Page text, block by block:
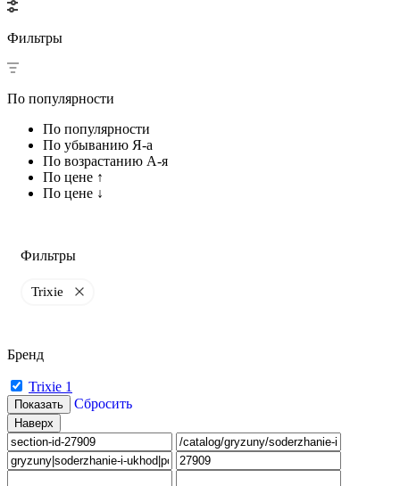
Фильтры
По популярности
По популярности
По убыванию Я-а
По возрастанию А-я
По цене ↑
По цене ↓
Фильтры
Trixie
Бренд
Trixie 1
Показать Сбросить
Наверх